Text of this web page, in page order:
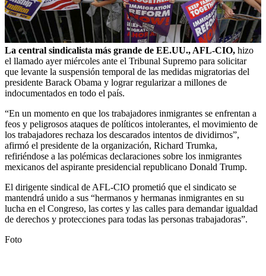
La central sindicalista más grande de EE.UU., AFL-CIO, hizo
el llamado ayer miércoles ante el Tribunal Supremo para solicitar
que levante la suspensión temporal de las medidas migratorias del
presidente Barack Obama y lograr regularizar a millones de
indocumentados en todo el país.
“En un momento en que los trabajadores inmigrantes se enfrentan a
feos y peligrosos ataques de políticos intolerantes, el movimiento de
los trabajadores rechaza los descarados intentos de dividirnos”,
afirmó el presidente de la organización, Richard Trumka,
refiriéndose a las polémicas declaraciones sobre los inmigrantes
mexicanos del aspirante presidencial republicano Donald Trump.
El dirigente sindical de AFL-CIO prometió que el sindicato se
mantendrá unido a sus “hermanos y hermanas inmigrantes en su
lucha en el Congreso, las cortes y las calles para demandar igualdad
de derechos y protecciones para todas las personas trabajadoras”.
Foto